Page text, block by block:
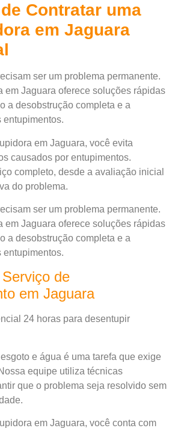
Contratar uma
em Jaguara
ser um problema permanente.
em Jaguara oferece soluções rápidas
a desobstrução completa e a
entupimentos.
em Jaguara, você evita
causados por entupimentos.
completo, desde a avaliação inicial
do problema.
ser um problema permanente.
em Jaguara oferece soluções rápidas
a desobstrução completa e a
entupimentos.
de
em Jaguara
24 horas para desentupir
e água é uma tarefa que exige
equipe utiliza técnicas
que o problema seja resolvido sem
em Jaguara, você conta com